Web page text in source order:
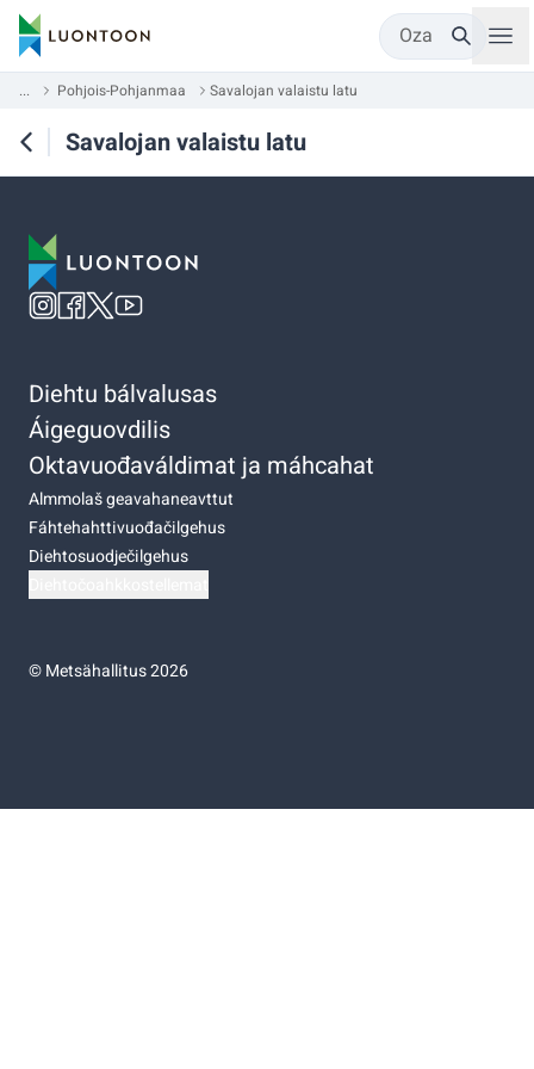
Oza
... Pohjois-Pohjanmaa Savalojan valaistu latu
Savalojan valaistu latu
Diehtu bálvalusas
Áigeguovdilis
Oktavuođaváldimat ja máhcahat
Almmolaš geavahaneavttut
Fáhtehahttivuođačilgehus
Diehtosuodječilgehus
©Metsähallitus 2026